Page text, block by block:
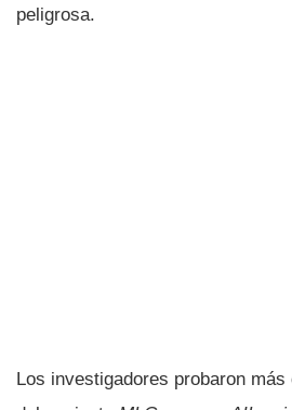
peligrosa.
Los investigadores probaron más